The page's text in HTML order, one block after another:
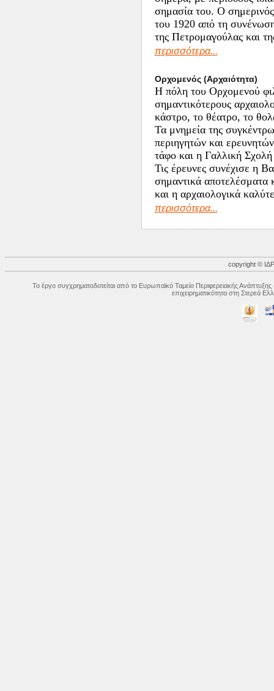
σημασία του. Ο
του 1920 από τη
της Πετρομαγούλας και
περισσότερα...
Ορχομενός (Αρχαιότητα)
Η πόλη του Ορχομενού
σημαντικότερους
κάστρο, το θέατρο, το
Τα μνημεία της
περιηγητών και
τάφο και η Γαλλική
Τις έρευνες συνέχισε η
σημαντικά αποτελέσματα
και η αρχαιολογικά
περισσότερα...
copyright ©
Το έργο συγχρηματοδοτείται από το Ευρωπαϊκό Ταμείο Περιφερειακής
επιχειρηματικότητα στη Στερεά